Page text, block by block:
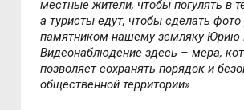
местные жители, чтобы погулять в
а туристы едут, чтобы сделать
памятником нашему земляку Юрию
Видеонаблюдение здесь –мера,
позволяет сохранять порядок и
общественной территории».